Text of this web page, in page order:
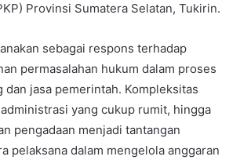
Provinsi Sumatera Selatan, Tukirin.
sebagai respons terhadap
permasalahan hukum dalam proses
dan jasa pemerintah. Kompleksitas
yang cukup rumit, hingga
pengadaan menjadi tantangan
pelaksana dalam mengelola anggaran